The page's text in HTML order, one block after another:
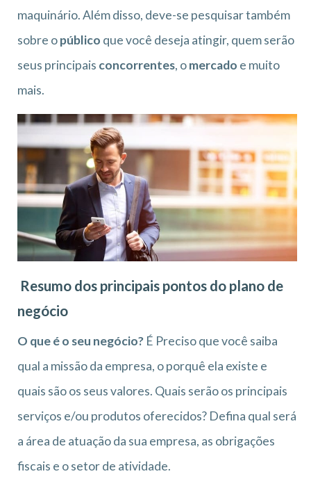
maquinário. Além disso, deve-se pesquisar também
sobre opúblico que você deseja atingir, quem serão
seus principais concorrentes, omercado e muito
mais.
Resumo dos principais pontos do plano de
negócio
O que é o seu negócio? É Preciso que você saiba
qual a missão da empresa, o porquê ela existe e
quais são os seus valores. Quais serão os principais
serviços e/ou produtos oferecidos? Defina qual será
a área de atuação da sua empresa, as obrigações
fiscais e o setor de atividade.